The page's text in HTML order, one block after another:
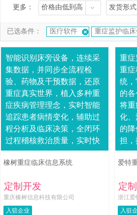
更多： 价格由低到高 发货形式
已选条件： 医疗软件 重症监护临床
智能识别床旁设备，连续采
集数据，并同步全流程检
验、药物及干预数据，还原
重症真实世界，植入多种重
症疾病管理理念，实时智能
追踪患者病情变化，辅助过
程分析及临床决策，全闭环
过程稽核救治质量，实时快
速分析及预警质控行为缺
失，实现诊疗过程化及提
与....
橡树重症临床信息系统
定制开发
重庆橡树信息科技有限公司
入驻企业
重
重
统
的
将
化
的
担
效
中心
爱特
定
浙江爱
入驻